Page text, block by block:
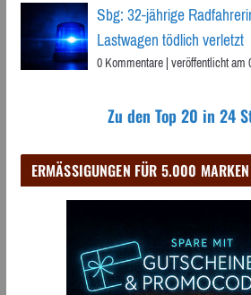
Sbg: 32-jährige
Lastwagen tödlich verletzt
0 Kommentare|veröffentlicht am
Zu den Top 20 in 24
ERMÄSSIGUNGEN FÜR 5.000 MARKEN